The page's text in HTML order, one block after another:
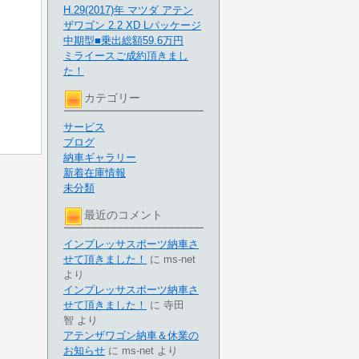
H.29(2017)年 マツダ アテン
ザワゴン 2.2 XD Lパッケージ
中期型■乗出総額59.6万円
ミライースご成約頂きまし
た！
カテゴリー
サービス
ブログ
納車ギャラリー
新着在庫情報
未分類
最近のコメント
インプレッサスポーツ納車さ
せて頂きました！
に ms-net
より
インプレッサスポーツ納車さ
せて頂きました！
に 寺田
智 より
アテンザワゴン納車＆休業の
お知らせ に ms-net より